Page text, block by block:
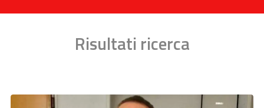
Risultati ricerca